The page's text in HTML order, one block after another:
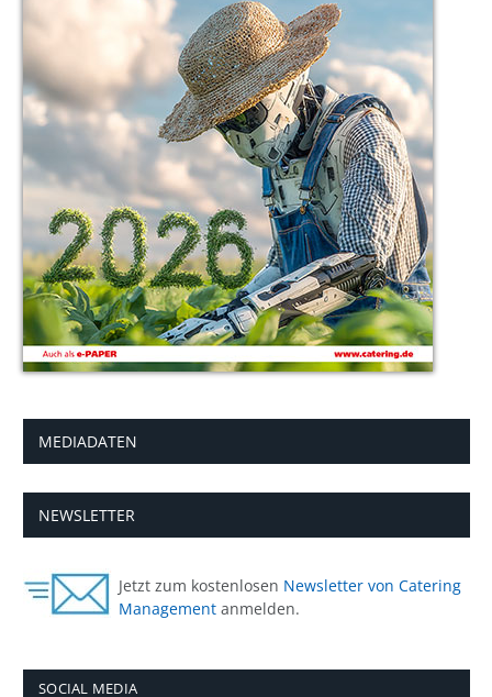
MEDIADATEN
NEWSLETTER
Jetzt zum kostenlosen Newsletter von Catering
Management anmelden.
SOCIAL MEDIA